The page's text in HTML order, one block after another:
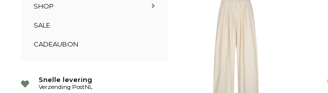
SHOP
SALE
CADEAUBON
Snelle levering
Verzending PostNL